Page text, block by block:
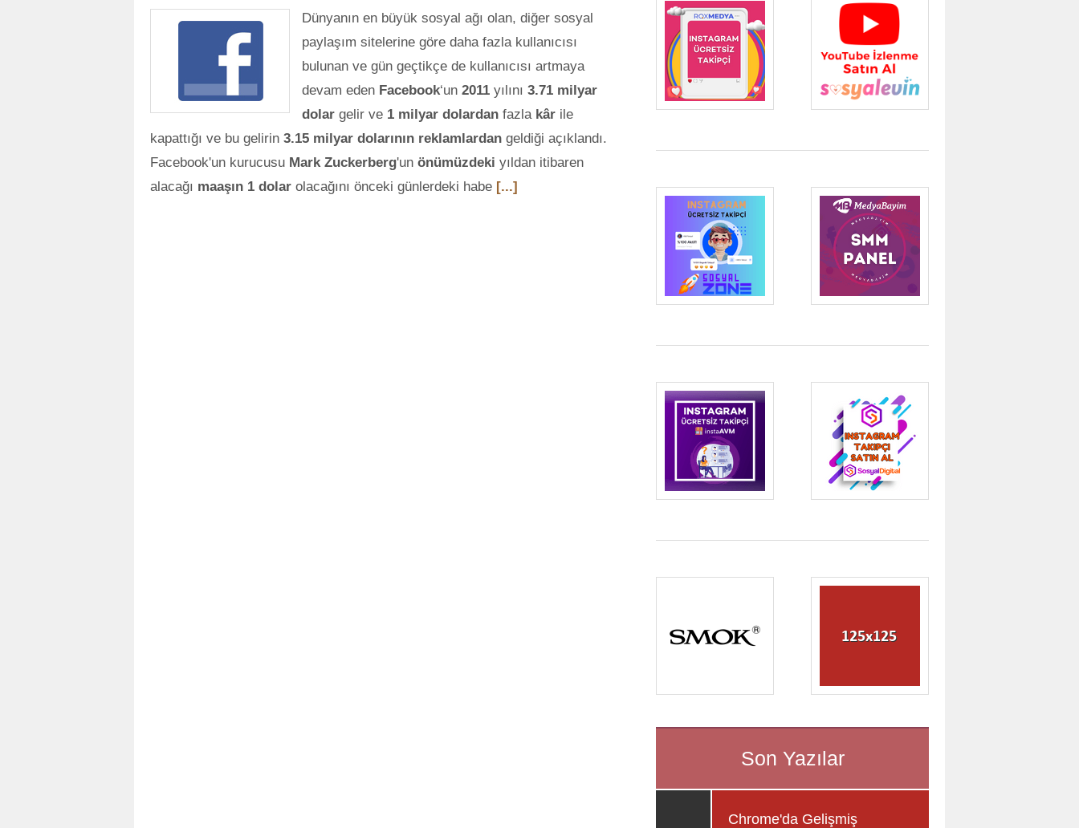
Dünyanın en büyük sosyal ağı olan, diğer sosyal
paylaşım sitelerine göre daha fazla kullanıcısı
bulunan ve gün geçtikçe de kullanıcısı artmaya
devam eden Facebook‘un 2011 yılını 3.71 milyar
dolar gelir ve 1 milyar dolardan fazla kâr ile
kapattığı ve bu gelirin 3.15 milyar dolarının reklamlardan geldiği açıklandı.
Facebook'un kurucusu Mark Zuckerberg'un önümüzdeki yıldan itibaren
alacağı maaşın 1 dolar olacağını önceki günlerdeki habe [...]
Chrome'da Gelişmiş